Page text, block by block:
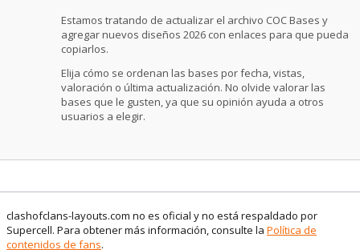
Estamos tratando de actualizar el archivo COC Bases y
agregar nuevos diseños 2026 con enlaces para que pueda
copiarlos.
Elija cómo se ordenan las bases por fecha, vistas,
valoración o última actualización. No olvide valorar las
bases que le gusten, ya que su opinión ayuda a otros
usuarios a elegir.
clashofclans-layouts.com no es oficial y no está respaldado por
Supercell. Para obtener más información, consulte la Política de
contenidos de fans.